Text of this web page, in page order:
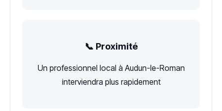
📞 Proximité
Un professionnel local à Audun-le-Roman
interviendra plus rapidement